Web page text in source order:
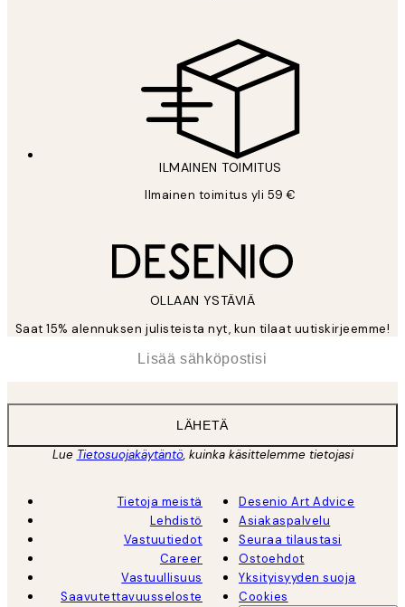
ILMAINEN TOIMITUS
Ilmainen toimitus yli 59 €
OLLAAN YSTÄVIÄ
Saat 15% alennuksen julisteista nyt, kun tilaat uutiskirjeemme!
LÄHETÄ
Lue Tietosuojakäytäntö, kuinka käsittelemme tietojasi
Tietoja meistä
Lehdistö
Vastuutiedot
Career
Vastuullisuus
Saavutettavuusseloste
Desenio Art Advice
Asiakaspalvelu
Seuraa tilaustasi
Ostoehdot
Yksityisyyden suoja
Cookies